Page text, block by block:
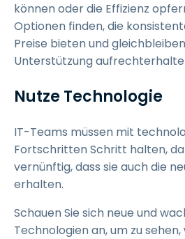
können oder die Effizienz
Optionen finden, die
Preise bieten und
Unterstützung
Nutze Technologie
IT-Teams müssen mit
Fortschritten Schritt halten,
vernünftig, dass sie auch die
erhalten.
Schauen Sie sich neue und
Technologien an, um zu